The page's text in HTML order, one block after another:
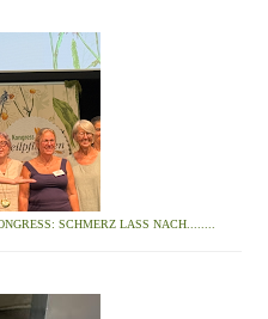
SCHMERZ LASS NACH........